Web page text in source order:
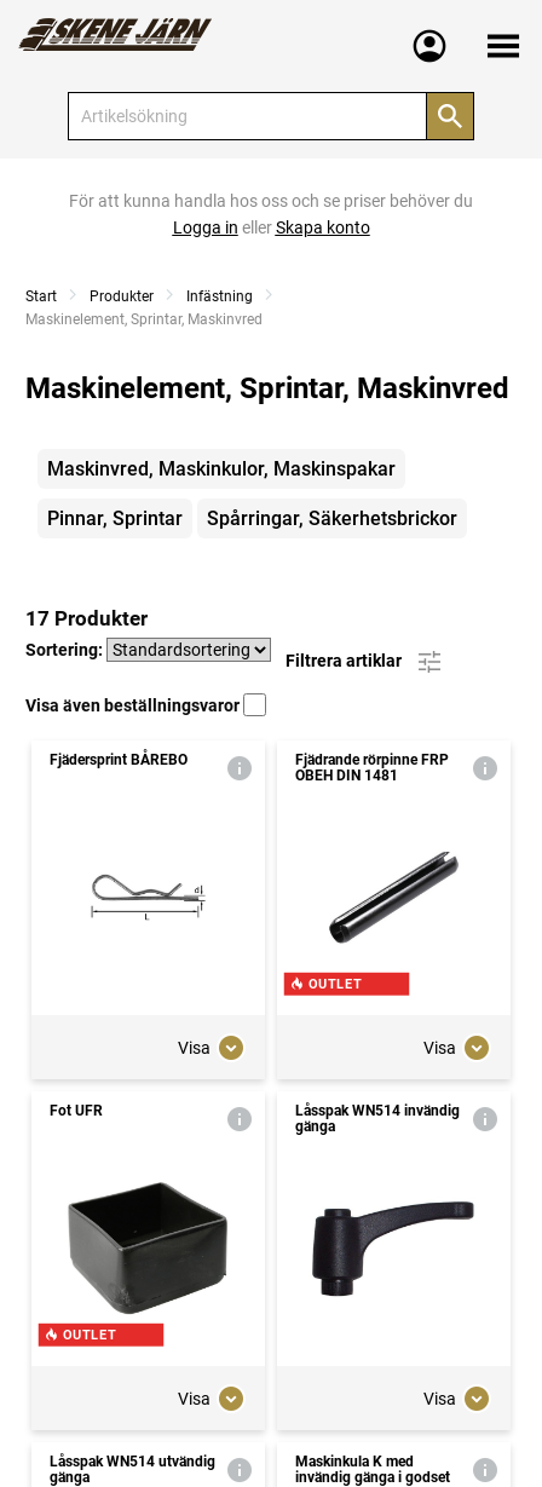
Meny
För att kunna handla hos oss och se priser behöver du
Logga in ellerSkapa konto
Start Produkter
Infästning
Current:
Maskinelement, Sprintar, Maskinvred
Maskinelement, Sprintar, Maskinvred
Kategorier
Maskinvred, Maskinkulor, Maskinspakar
Pinnar, Sprintar Spårringar, Säkerhetsbrickor
17 Produkter
Sortering:
Filtrera artiklar
Visa även beställningsvaror
Fjädersprint BÅREBO
Visa
Fjädrande rörpinne FRP
OBEH DIN 1481
OUTLET
Visa
Fot UFR
OUTLET
Visa
Låsspak WN514 invändig
gänga
Visa
Låsspak WN514 utvändig
gänga
Maskinkula K med
invändig gänga i godset